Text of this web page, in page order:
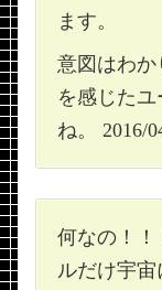
ます。
意図はわ
を感じた
ね。 2016/
何なの！！
ルだけ宇